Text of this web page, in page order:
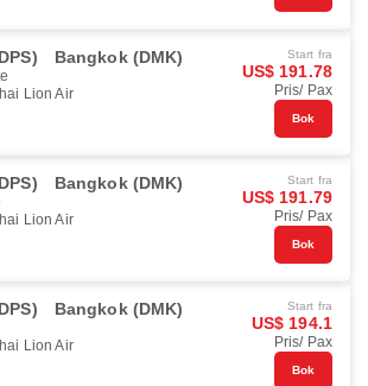
Bangkok (DMK)
Lion Air
Start fra
US$ 191.78
Pris/ Pax
Bok
Bangkok (DMK)
Lion Air
Start fra
US$ 191.79
Pris/ Pax
Bok
Bangkok (DMK)
Lion Air
Start fra
US$ 194.1
Pris/ Pax
Bok